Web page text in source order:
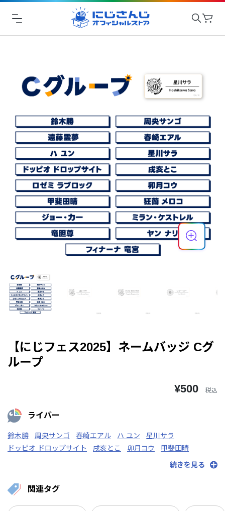
【にじフェス2025】ネームバッジ Cグ
ループ
¥500 税込
ライバー
鈴木勝 周央サンゴ 春崎エアル ハ ユン
星川サラ
ドッピオ ドロップサイト
戌亥とこ 卯月コウ
甲斐田晴
竜胆尊
続きを見る
関連タグ